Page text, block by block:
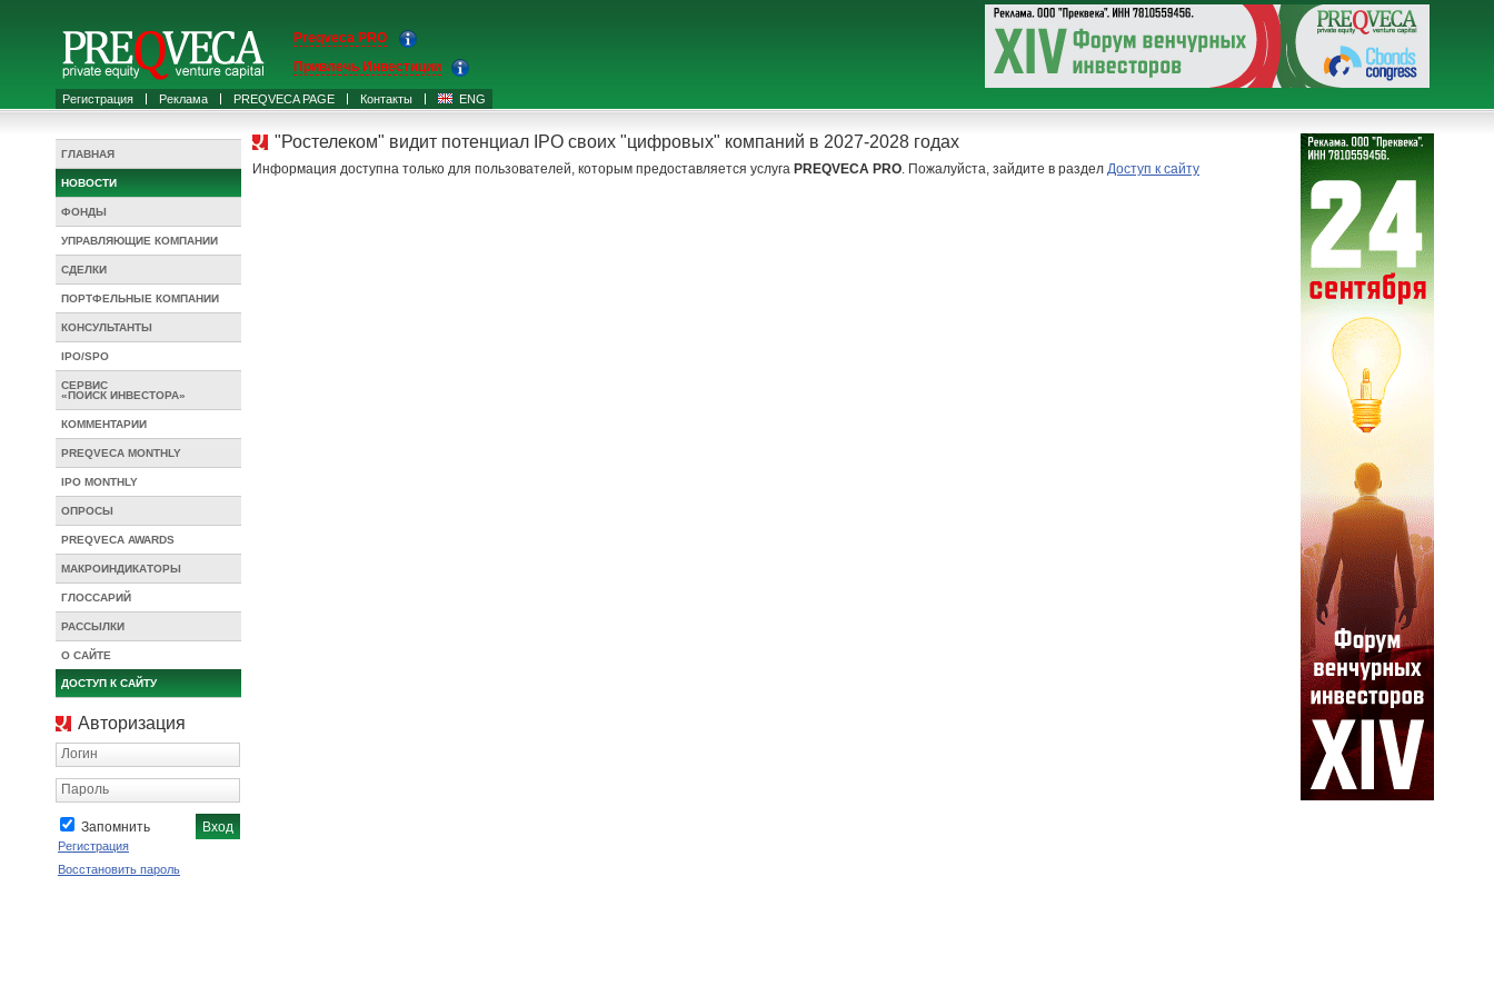
Регистрация Реклама PREQVECA PAGE Контакты ENG
Preqveca PRO
Привлечь Инвестиции
ГЛАВНАЯ
НОВОСТИ
ФОНДЫ
УПРАВЛЯЮЩИЕ КОМПАНИИ
СДЕЛКИ
ПОРТФЕЛЬНЫЕ КОМПАНИИ
КОНСУЛЬТАНТЫ
IPO/SPO
СЕРВИС
«ПОИСК ИНВЕСТОРА»
КОММЕНТАРИИ
PREQVECA MONTHLY
IPO MONTHLY
ОПРОСЫ
PREQVECA AWARDS
МАКРОИНДИКАТОРЫ
ГЛОССАРИЙ
РАССЫЛКИ
О САЙТЕ
ДОСТУП К САЙТУ
Авторизация
Логин
Пароль
Запомнить
Регистрация
Восстановить пароль
"Ростелеком" видит потенциал IPO своих "цифровых" компаний в 2027-2028 годах
Информация доступна только для пользователей, которым предоставляется услуга PREQVECA PRO. Пожалуйста, зайдите в раздел Доступ к сайту